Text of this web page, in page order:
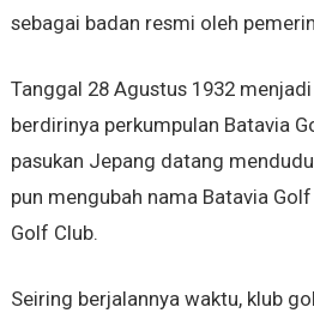
sebagai badan resmi oleh
Tanggal 28 Agustus 1932
berdirinya perkumpulan Batavia
pasukan Jepang datang
pun mengubah nama Batavia
Golf Club.
Seiring berjalannya waktu, klub